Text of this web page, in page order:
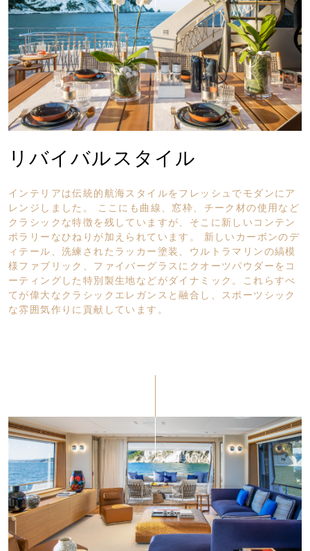
リバイバルスタイル
インテリアは伝統的航海スタイルをフレッシュでモダンにア
レンジしました。 ここにも曲線、窓枠、チーク材の使用など
クラシックな特徴を残していますが、そこに新しいコンテン
ポラリーなひねりが加えられています。 新しいカーボンのデ
ィテール、洗練されたラッカー塗装、ウルトラマリンの縞模
様ファブリック、ファイバーグラスにクオーツパウダーをコ
ーティングした特別製生地などがダイナミック。これらすべ
てが偉大なクラシックエレガンスと融合し、スポーツシック
な雰囲気作りに貢献しています。